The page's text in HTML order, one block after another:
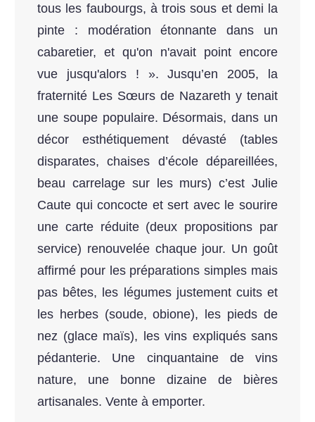
tous les faubourgs, à trois sous et demi la
pinte : modération étonnante dans un
cabaretier, et qu'on n'avait point encore
vue jusqu'alors ! ». Jusqu’en 2005, la
fraternité Les Sœurs de Nazareth y tenait
une soupe populaire. Désormais, dans un
décor esthétiquement dévasté (tables
disparates, chaises d’école dépareillées,
beau carrelage sur les murs) c’est Julie
Caute qui concocte et sert avec le sourire
une carte réduite (deux propositions par
service) renouvelée chaque jour. Un goût
affirmé pour les préparations simples mais
pas bêtes, les légumes justement cuits et
les herbes (soude, obione), les pieds de
nez (glace maïs), les vins expliqués sans
pédanterie. Une cinquantaine de vins
nature, une bonne dizaine de bières
artisanales. Vente à emporter.